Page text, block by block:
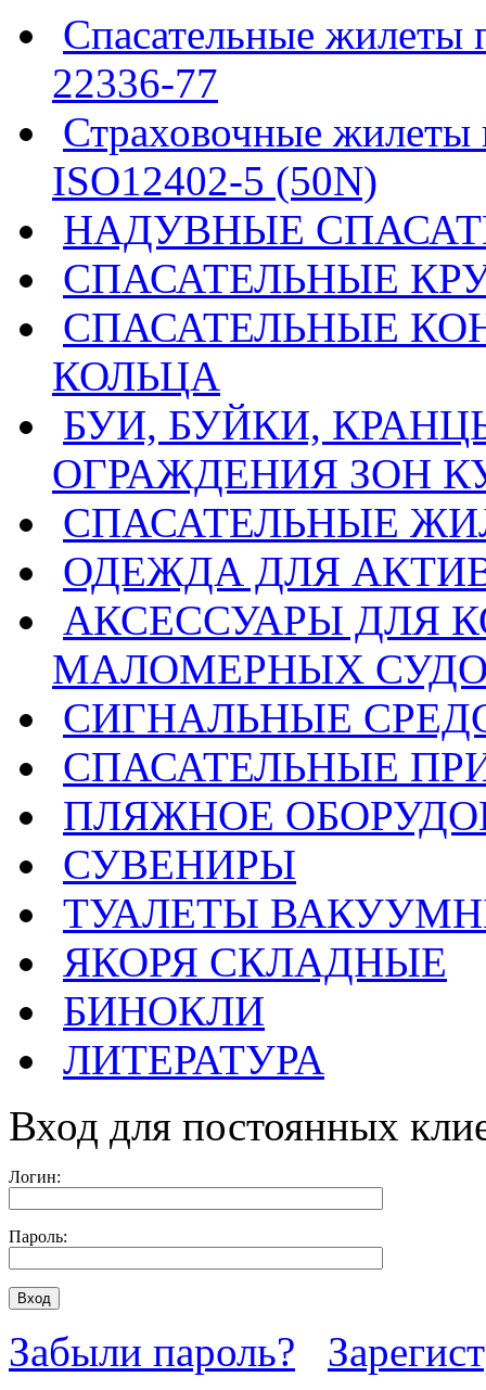
Спасательные
22336-77
Страховочные
ISO12402-5 (50N)
НАДУВНЫЕ
СПАСАТЕЛЬНЫЕ
СПАСАТЕЛЬНЫЕ
КОЛЬЦА
БУИ, БУЙКИ,
ОГРАЖДЕНИЯ ЗОН
СПАСАТЕЛЬНЫЕ
ОДЕЖДА ДЛЯ
АКСЕССУАРЫ ДЛЯ
МАЛОМЕРНЫХ
СИГНАЛЬНЫЕ
СПАСАТЕЛЬНЫЕ
ПЛЯЖНОЕ
СУВЕНИРЫ
ТУАЛЕТЫ
ЯКОРЯ СКЛАДНЫЕ
БИНОКЛИ
ЛИТЕРАТУРА
Вход для постоянных
Логин:
Пароль:
Забыли пароль?